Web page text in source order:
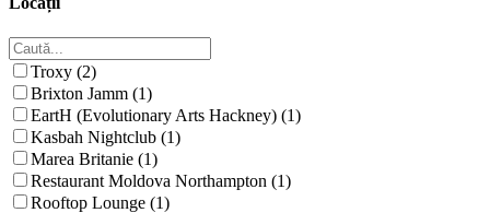
Troxy (2)
Brixton Jamm (1)
EartH (Evolutionary Arts Hackney) (1)
Kasbah Nightclub (1)
Marea Britanie (1)
Restaurant Moldova Northampton (1)
Rooftop Lounge (1)